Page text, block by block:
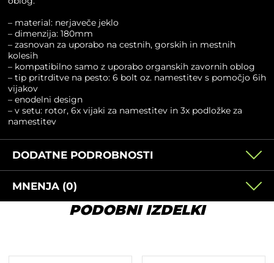
– material: nerjaveče jeklo
– dimenzija: 180mm
– zasnovan za uporabo na cestnih, gorskih in mestnih
kolesih
– kompatibilno samo z uporabo organskih zavornih oblog
– tip pritrditve na pesto: 6 bolt oz. namestitev s pomočjo 6ih
vijakov
– enodelni design
– v setu: rotor, 6x vijaki za namestitev in 3x podložke za
namestitev
DODATNE PODROBNOSTI
MNENJA (0)
PODOBNI IZDELKI